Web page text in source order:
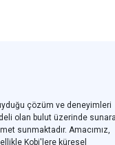
çözüm ve deneyimleri
olan bulut üzerinde
sunmaktadır. Amacımız,
Kobi'lere küresel